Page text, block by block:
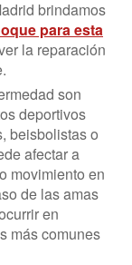
brindamos
para esta
la reparación
son
deportivos
beisbolistas o
afectar a
movimiento en
de las amas
en
más comunes